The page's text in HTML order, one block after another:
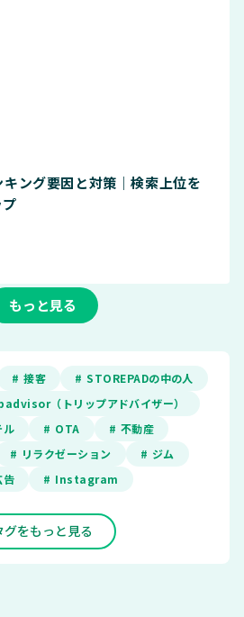
ング要因と対策｜検索上位を
もっと見る
# 接客
# STOREPADの中の人
（トリップアドバイザー）
ル # OTA
# 不動産
# リラクゼーション
# ジム
告 # Instagram
グをもっと見る